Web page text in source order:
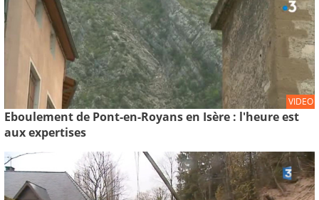
VIDEO
Eboulement de Pont-en-Royans en Isère : l'heure est
aux expertises